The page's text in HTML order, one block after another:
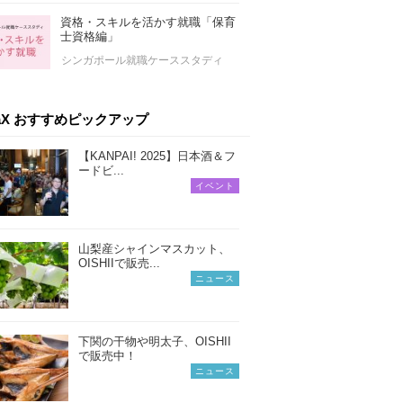
資格・スキルを活かす就職「保育
士資格編」
シンガポール就職ケーススタディ
おすすめピックアップ
【KANPAI! 2025】日本酒＆フ
ードビ...
イベント
山梨産シャインマスカット、
OISHIIで販売...
ニュース
下関の干物や明太子、OISHII
で販売中！
ニュース